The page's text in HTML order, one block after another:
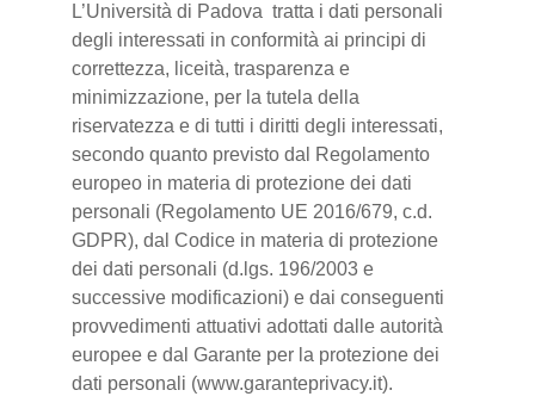
L’Università di Padova tratta i dati personali
degli interessati in conformità ai principi di
correttezza, liceità, trasparenza e
minimizzazione, per la tutela della
riservatezza e di tutti i diritti degli interessati,
secondo quanto previsto dal Regolamento
europeo in materia di protezione dei dati
personali (Regolamento UE 2016/679, c.d.
GDPR), dal Codice in materia di protezione
dei dati personali (d.lgs. 196/2003 e
successive modificazioni) e dai conseguenti
provvedimenti attuativi adottati dalle autorità
europee e dal Garante per la protezione dei
dati personali (www.garanteprivacy.it).